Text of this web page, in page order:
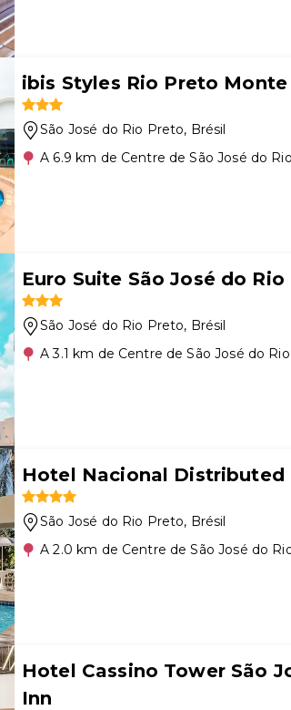
ibis Styles Rio Preto
São José do Rio Preto, Brésil
A 6.9 km de Centre de São José do
Euro Suite São José do
São José do Rio Preto, Brésil
A 3.1 km de Centre de São José do
Hotel Nacional
São José do Rio Preto, Brésil
A 2.0 km de Centre de São José do
Hotel Cassino Tower São
Inn